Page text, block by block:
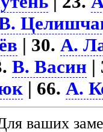
| 30.А.
В. Васин |
| 66.А.
ваших